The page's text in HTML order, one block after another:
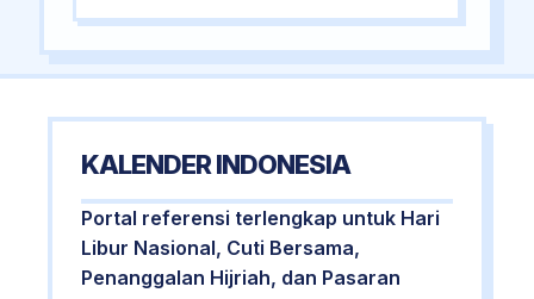
KALENDER INDONESIA
Portal referensi terlengkap untuk Hari
Libur Nasional, Cuti Bersama,
Penanggalan Hijriah, dan Pasaran